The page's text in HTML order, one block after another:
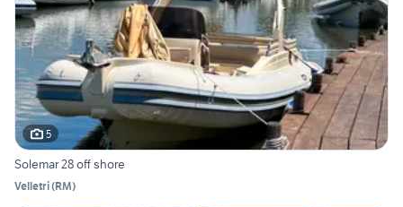
5
Solemar 28 off shore
Velletri(RM)